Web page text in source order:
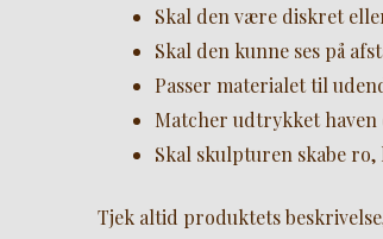
Skal den være diskret
Skal den kunne ses på
Passer materialet til
Matcher udtrykket
Skal skulpturen skabe
Tjek altid produktets